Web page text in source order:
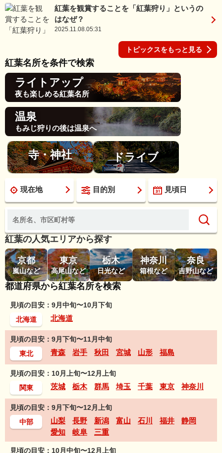
紅葉を観賞することを「紅葉狩り」というの
はなぜ？
2025.11.08.05:31
トピックスをもっと見る
紅葉名所を条件で検索
ライトアップ
夜も楽しめる紅葉名所
温泉
もみじ狩りの後は温泉へ
寺・神社 ドライブ
現在地 目的別 見頃日
紅葉の人気エリアから探す
京都
嵐山など
東京
高尾山など
栃木
日光など
神奈川
箱根など
奈良
吉野山など
都道府県から紅葉名所を検索
見頃の目安：9月中旬〜10月下旬
北海道
北海道
見頃の目安：9月下旬〜11月中旬
東北
青森 岩手 秋田 宮城 山形 福島
見頃の目安：10月上旬〜12月上旬
関東
茨城 栃木 群馬 埼玉 千葉 東京 神奈川
見頃の目安：9月下旬〜12月上旬
中部
山梨 長野 新潟 富山 石川 福井
静岡
愛知
岐阜 三重
見頃の目安：10月中旬〜12月上旬